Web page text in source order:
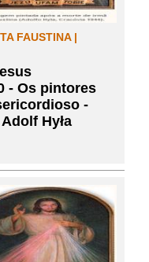
FAUSTINA |
- Os pintores
-
Hyła